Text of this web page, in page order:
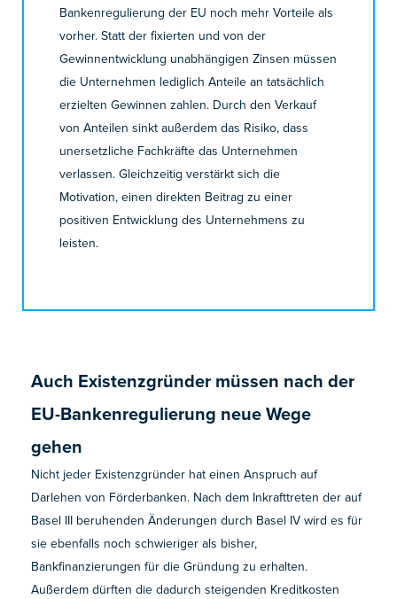
Bankenregulierung der EU noch mehr Vorteile als
vorher. Statt der fixierten und von der
Gewinnentwicklung unabhängigen Zinsen müssen
die Unternehmen lediglich Anteile an tatsächlich
erzielten Gewinnen zahlen. Durch den Verkauf
von Anteilen sinkt außerdem das Risiko, dass
unersetzliche Fachkräfte das Unternehmen
verlassen. Gleichzeitig verstärkt sich die
Motivation, einen direkten Beitrag zu einer
positiven Entwicklung des Unternehmens zu
leisten.
Auch Existenzgründer müssen nach der
EU-Bankenregulierung neue Wege
gehen
Nicht jeder Existenzgründer hat einen Anspruch auf
Darlehen von Förderbanken. Nach dem Inkrafttreten der auf
Basel III beruhenden Änderungen durch Basel IV wird es für
sie ebenfalls noch schwieriger als bisher,
Bankfinanzierungen für die Gründung zu erhalten.
Außerdem dürften die dadurch steigenden Kreditkosten